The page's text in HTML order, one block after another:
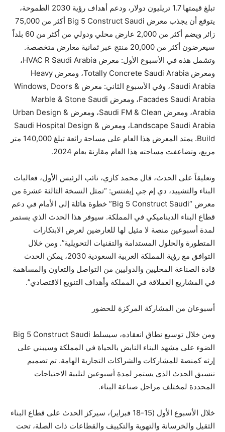
تبلغ قيمتها 1.7 تريليون دولار، ودعم أهداف رؤية 2030 الطموحة،
يتوقع أن يجذب معرض Big 5 Construct Saudi أكثر من 75,000
زائر ويضم أكثر من 2,000 عارض محلي ودولي من أكثر من 60 بلداً
سيعرضون أكثر من 20,000 منتج عبر ثمانية معارض متخصصة.
وتشمل هذه في الأسبوع الأول: معرض HVAC R Saudi Arabia،
ومعرض Totally Concrete Saudi Arabia، ومعرض Heavy
Saudi Arabia، وفي الأسبوع الثاني: معرض Windows, Doors &
Facades Saudi Arabia، ومعرض Marble & Stone Saudi
Arabia، ومعرض Saudi FM & Clean، ومعرض Urban Design &
Landscape Saudi Arabia، ومعرض Saudi Hospital Design &
Build. يمتد المعرض هذا العام على مساحة رائعة تبلغ 140,000 متر
مربع، وتضاعفت مساحته هذا العام مقارنة بعام 2024.
وتعليقاً على الحدث، قال محمد كازي، نائب الرئيس الأول، فعاليات
البناء والتشييد، دي إم جي إيفنتس: “تمثل النسخة الثالثة عشرة من
معرض “Big 5 Construct Saudi” خطوة هائلة إلى الأمام في دعم
قطاع البناء الديناميكي في المملكة. سيوفر هذا الحدث الذي يستمر
لمدة أسبوعين منصة لا مثيل لها للعارضين لعرض الابتكارات
المتطورة والحلول المستدامة والتقنيات التحويلية”. ومن خلال
التوافق مع رؤية المملكة العربية السعودية 2030، يمكن الحدث
قادة الصناعة المحليين والدوليين من التواصل والتعاون والمساهمة
في المشاريع العملاقة في المملكة وأهداف التنويع الاقتصادي”.
أسبوعان من المشاركة المركزة للحضور
ومن خلال توسيع نطاق انعقاده، سيسلط Big 5 Construct Saudi
الضوء على مشهد البناء النابض بالحياة في المملكة وسيبني على
إرثه كمنصة للمشاركات والشراكات التجارية الهامة. تم تصميم
تنسيق الحدث الذي يستمر لمدة أسبوعين لتلبية الاحتياجات
المحددة لمختلف مراحل صناعة البناء.
خلال الأسبوع الأول (15-18 فبراير)، سيركز الحدث على قطاع البناء
الثقيل والخرسانة والتهوية والتكييف والقطاعات ذات الصلة، تحت